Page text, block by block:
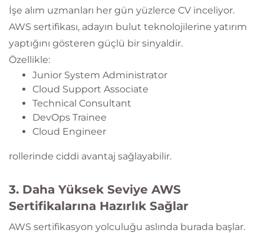
İşe alım uzmanları her gün yüzlerce CV inceliyor.
AWS sertifikası, adayın bulut teknolojilerine yatırım
yaptığını gösteren güçlü bir sinyaldir.
Özellikle:
Junior System Administrator
Cloud Support Associate
Technical Consultant
DevOps Trainee
Cloud Engineer
rollerinde ciddi avantaj sağlayabilir.
3. Daha Yüksek Seviye AWS
Sertifikalarına Hazırlık Sağlar
AWS sertifikasyon yolculuğu aslında burada başlar.